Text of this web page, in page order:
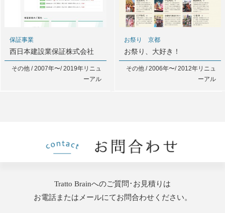
保証事業
西日本建設業保証株式会社
その他 / 2007年〜/ 2019年リニュ
ーアル
お祭り 京都
お祭り、大好き！
その他 / 2006年〜/ 2012年リニュ
ーアル
Tratto Brainへのご質問･お見積りは
お電話またはメールにてお問合わせください。